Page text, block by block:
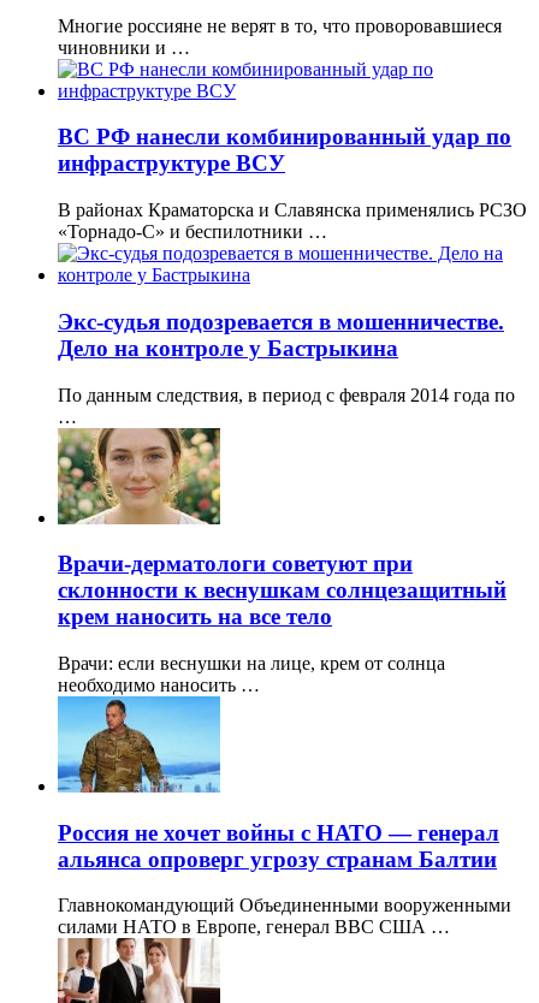
Многие россияне не верят в то, что проворовавшиеся
чиновники и …
ВС РФ нанесли комбинированный удар по
инфраструктуре ВСУ
В районах Краматорска и Славянска применялись РСЗО
«Торнадо-С» и беспилотники …
Экс-судья подозревается в мошенничестве.
Дело на контроле у Бастрыкина
По данным следствия, в период с февраля 2014 года по
…
Врачи-дерматологи советуют при
склонности к веснушкам солнцезащитный
крем наносить на все тело
Врачи: если веснушки на лице, крем от солнца
необходимо наносить …
Россия не хочет войны с НАТО — генерал
альянса опроверг угрозу странам Балтии
Главнокомандующий Объединенными вооруженными
силами НАТО в Европе, генерал ВВС США …